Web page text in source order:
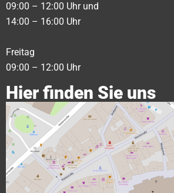
09:00 – 12:00 Uhr und
14:00 – 16:00 Uhr
Freitag
09:00 – 12:00 Uhr
Hier finden Sie uns